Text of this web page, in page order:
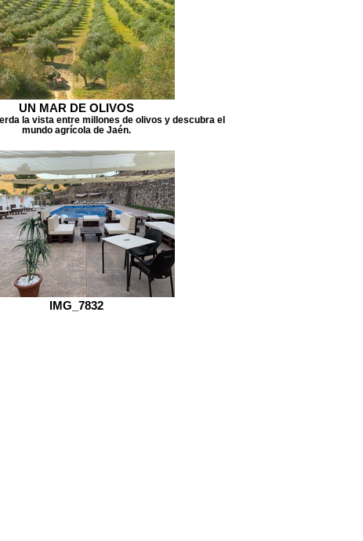
UN MAR DE OLIVOS
la vista entre millones de olivos y descubra el
mundo agrícola de Jaén.
IMG_7832